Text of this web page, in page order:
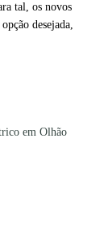
tal, os novos
desejada,